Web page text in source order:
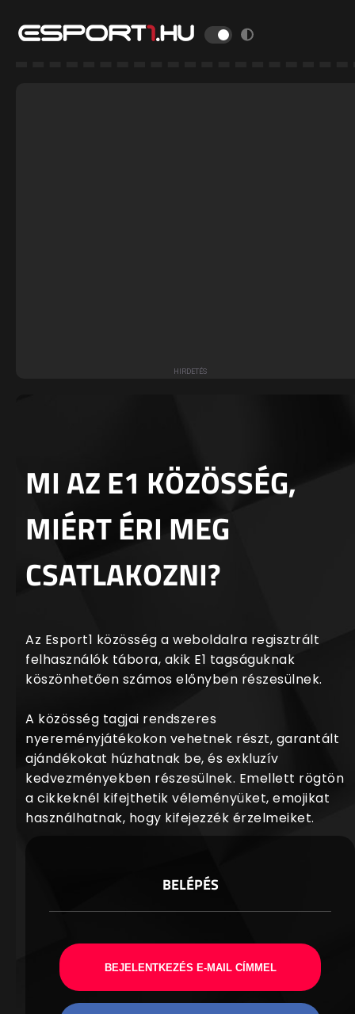
MI AZ E1 KÖZÖSSÉG,
MIÉRT ÉRI MEG
CSATLAKOZNI?
Az Esport1 közösség a weboldalra regisztrált
felhasználók tábora, akik E1 tagságuknak
köszönhetően számos előnyben részesülnek.
A közösség tagjai rendszeres
nyereményjátékokon vehetnek részt, garantált
ajándékokat húzhatnak be, és exkluzív
kedvezményekben részesülnek. Emellett rögtön
a cikkeknél kifejthetik véleményüket, emojikat
használhatnak, hogy kifejezzék érzelmeiket.
BELÉPÉS
BEJELENTKEZÉS E-MAIL CÍMMEL